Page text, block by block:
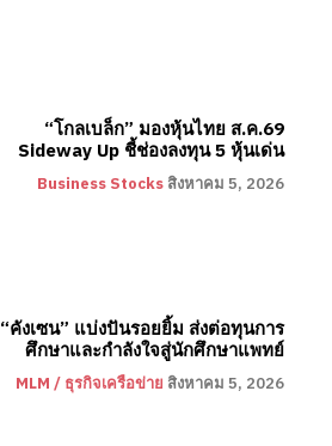
“โกลเบล็ก” มองหุ้นไทย ส.ค.69
Sideway Up ชี้ช่องลงทุน 5 หุ้นเด่น
Business Stocks สิงหาคม 5, 2026
“คังเซน” แบ่งปันรอยยิ้ม ส่งต่อทุนการ
ศึกษาและกำลังใจสู่นักศึกษาแพทย์
MLM / ธุรกิจเครือข่าย สิงหาคม 5, 2026